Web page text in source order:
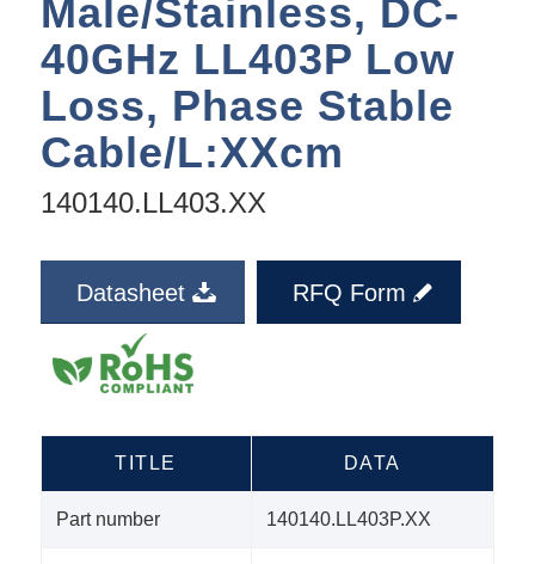
Male/Stainless, DC-
40GHz LL403P Low
Loss, Phase Stable
Cable/L:XXcm
140140.LL403.XX
Datasheet RFQ Form
TITLE DATA
Part number 140140.LL403P.XX